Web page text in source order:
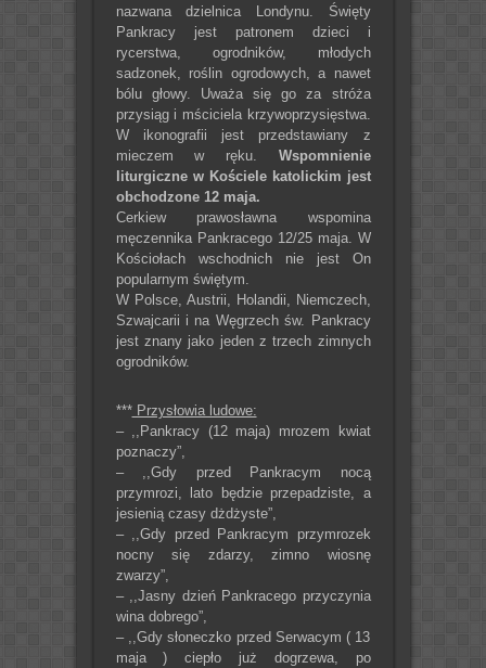
nazwana dzielnica Londynu. Święty
Pankracy jest patronem dzieci i
rycerstwa, ogrodników, młodych
sadzonek, roślin ogrodowych, a nawet
bólu głowy. Uważa się go za stróża
przysiąg i mściciela krzywoprzysięstwa.
W ikonografii jest przedstawiany z
mieczem w ręku. Wspomnienie
liturgiczne w Kościele katolickim jest
obchodzone 12 maja.
Cerkiew prawosławna wspomina
męczennika Pankracego 12/25 maja. W
Kościołach wschodnich nie jest On
popularnym świętym.
W Polsce, Austrii, Holandii, Niemczech,
Szwajcarii i na Węgrzech św. Pankracy
jest znany jako jeden z trzech zimnych
ogrodników.
***Przysłowia ludowe:
– ,,Pankracy (12 maja) mrozem kwiat
poznaczy”,
– ,,Gdy przed Pankracym nocą
przymrozi, lato będzie przepadziste, a
jesienią czasy dżdżyste”,
– ,,Gdy przed Pankracym przymrozek
nocny się zdarzy, zimno wiosnę
zwarzy”,
– ,,Jasny dzień Pankracego przyczynia
wina dobrego”,
– ,,Gdy słoneczko przed Serwacym ( 13
maja ) ciepło już dogrzewa, po